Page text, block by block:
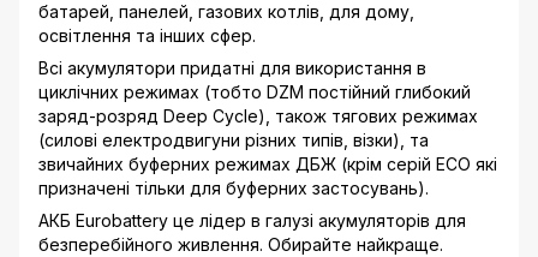
батарей, панелей, газових котлів, для дому,
освітлення та інших сфер.
Всі акумулятори придатні для використання в
циклічних режимах (тобто DZM постійний глибокий
заряд-розряд Deep Cycle), також тягових режимах
(силові електродвигуни різних типів, візки), та
звичайних буферних режимах ДБЖ (крім серій ECO які
призначені тільки для буферних застосувань).
АКБ Eurobattery це лідер в галузі акумуляторів для
безперебійного живлення. Обирайте найкраще.